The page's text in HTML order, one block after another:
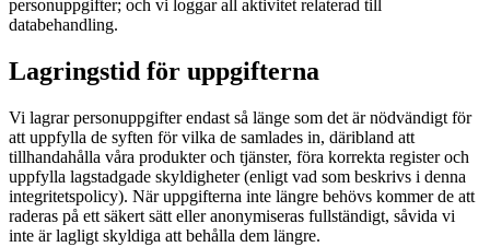
personuppgifter; och vi loggar all aktivitet relaterad till
databehandling.
Lagringstid för uppgifterna
Vi lagrar personuppgifter endast så länge som det är nödvändigt för
att uppfylla de syften för vilka de samlades in, däribland att
tillhandahålla våra produkter och tjänster, föra korrekta register och
uppfylla lagstadgade skyldigheter (enligt vad som beskrivs i denna
integritetspolicy). När uppgifterna inte längre behövs kommer de att
raderas på ett säkert sätt eller anonymiseras fullständigt, såvida vi
inte är lagligt skyldiga att behålla dem längre.